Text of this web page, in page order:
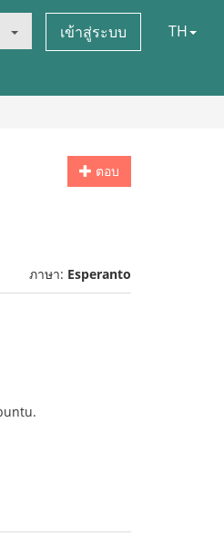
เข้าสู่ระบบ TH
ตอบ
ภาษา: Esperanto